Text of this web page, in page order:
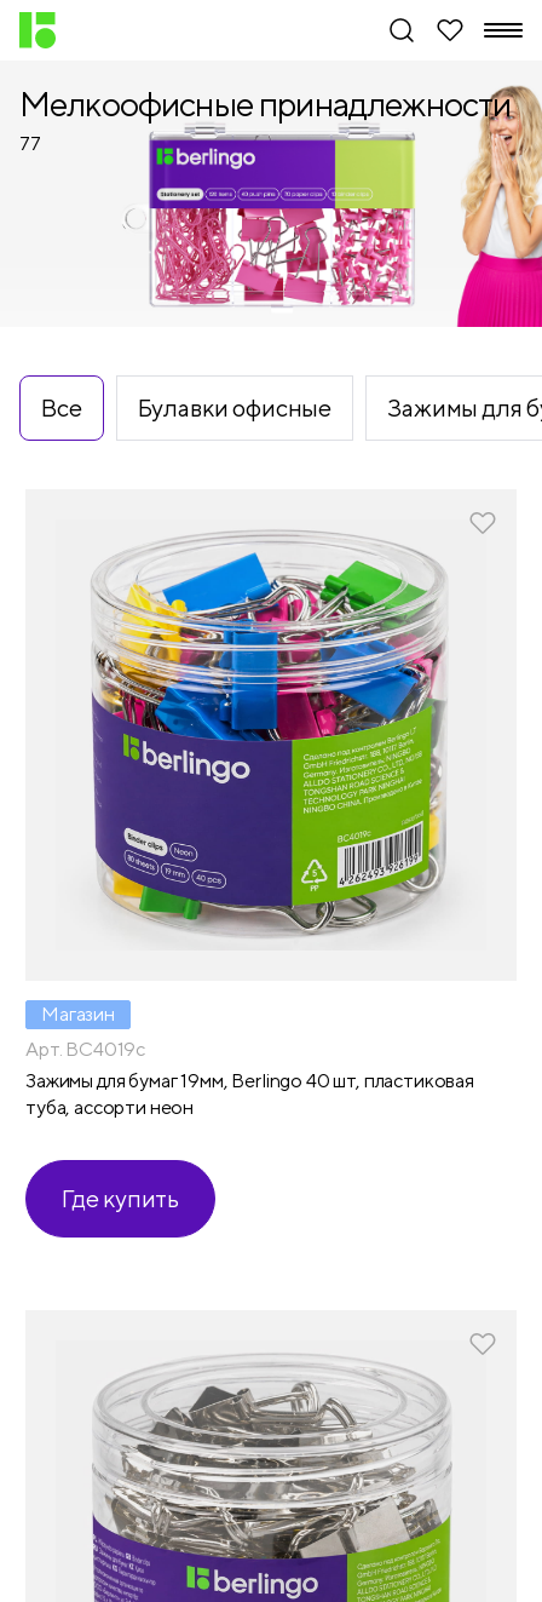
Мелкоофисные принадлежности
77
Все Булавки офисные Зажимы для
Магазин
Арт. BC4019c
Зажимы для бумаг 19мм, Berlingo 40 шт, пластиковая
туба, ассорти неон
Где купить